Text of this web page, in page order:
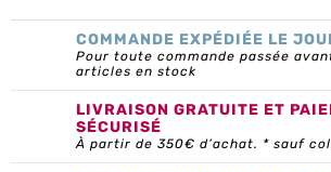
COMMANDE EXPÉDIÉE LE
Pour toute commande passée
articles en stock
LIVRAISON GRATUITE ET
SÉCURISÉ
À partir de 350€ d’achat. * sauf